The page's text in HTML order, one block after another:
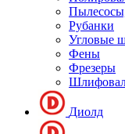
Рубанки
Угловые
Фены
Фрезеры
Диолд